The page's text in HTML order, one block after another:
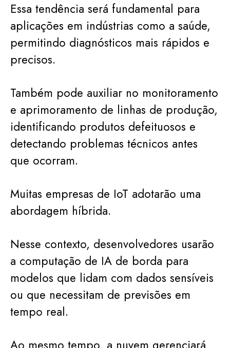
Essa tendência será fundamental para
aplicações em indústrias como a saúde,
permitindo diagnósticos mais rápidos e
precisos.
Também pode auxiliar no monitoramento
e aprimoramento de linhas de produção,
identificando produtos defeituosos e
detectando problemas técnicos antes
que ocorram.
Muitas empresas de IoT adotarão uma
abordagem híbrida.
Nesse contexto, desenvolvedores usarão
a computação de IA de borda para
modelos que lidam com dados sensíveis
ou que necessitam de previsões em
tempo real.